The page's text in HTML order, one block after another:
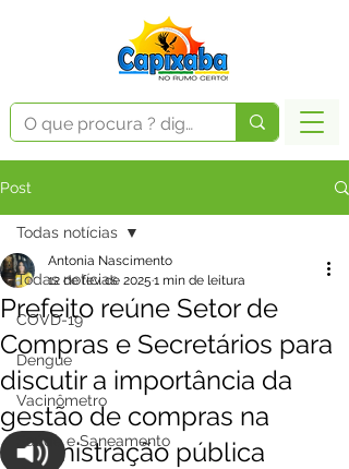
Post
Todas notícias
COVD-19
Dengue
Vacinômetro
Saúde e Saneamento
Todas notícias
Prefeito reúne Setor de
Compras e Secretários para
discutir a importância da
gestão de compras na
administração pública
Antonia Nascimento
12 de fev. de 2025 1 min de leitura